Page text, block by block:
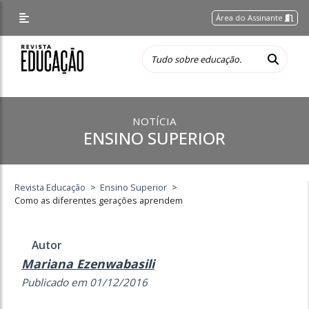
Área do Assinante
NOTÍCIA
ENSINO SUPERIOR
Revista Educação > Ensino Superior >
Como as diferentes gerações aprendem
Autor
Mariana Ezenwabasili
Publicado em 01/12/2016